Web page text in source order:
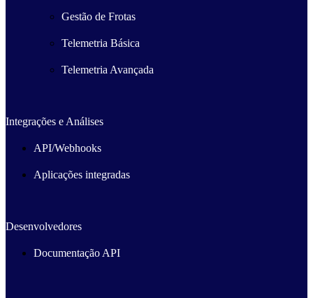
Gestão de Frotas
Telemetria Básica
Telemetria Avançada
Integrações e Análises
API/Webhooks
Aplicações integradas
Desenvolvedores
Documentação API